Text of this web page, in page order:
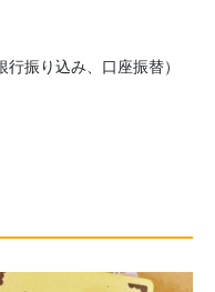
振り込み、口座振替）